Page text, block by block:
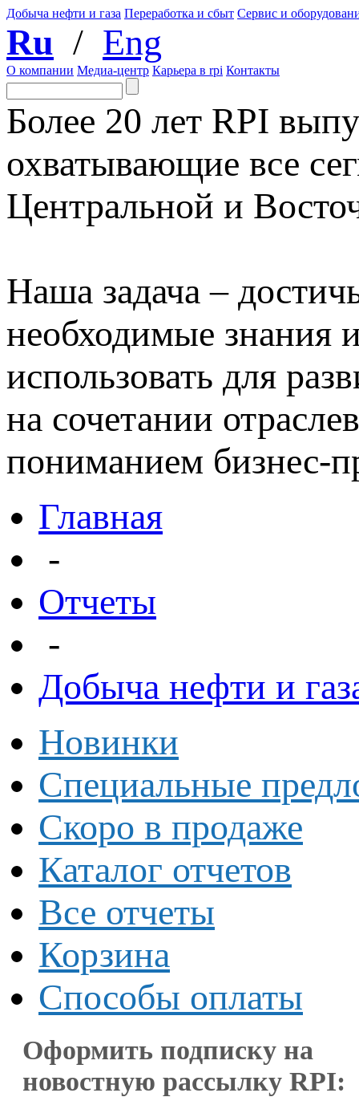
Добыча нефти и газа Переработка и сбыт Сервис и
Ru / Eng
О компании Медиа-центр Карьера в rpi Контакты
Более 20 лет RPI
охватывающие все
Центральной и
Наша задача –
необходимые знания
использовать для
на сочетании
пониманием бизнес-
Главная
-
Отчеты
-
Добыча нефти и
Новинки
Специальные
Скоро в продаже
Каталог отчетов
Все отчеты
Корзина
Способы оплаты
Оформить подписку на
новостную рассылку RPI: